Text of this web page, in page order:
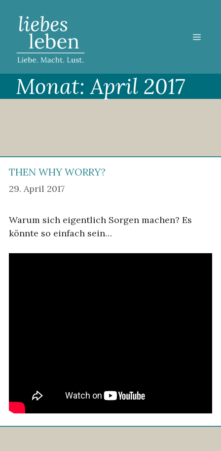
Inhalt
springen
Monat:April 2017
THEN WHY WORRY?
29. April 2017
Warum sich eigentlich Sorgen machen? Es
könnte so einfach sein…